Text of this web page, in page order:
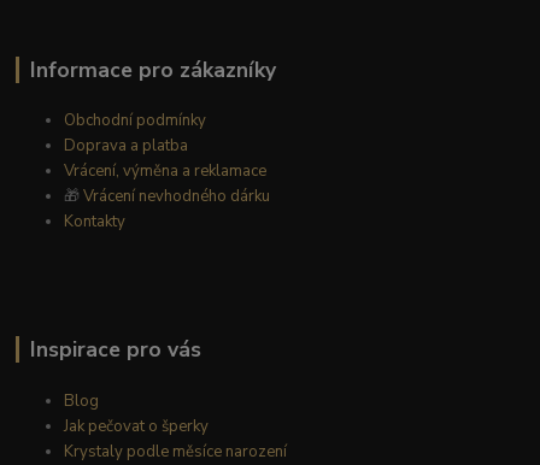
Informace pro zákazníky
Obchodní podmínky
Doprava a platba
Vrácení, výměna a reklamace
🎁Vrácení nevhodného dárku
Kontakty
Inspirace pro vás
Blog
Jak pečovat o šperky
Krystaly podle měsíce narození